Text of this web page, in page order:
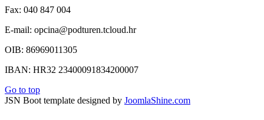
Fax: 040 847 004
E-mail: opcina@podturen.tcloud.hr
OIB: 86969011305
IBAN: HR32 23400091834200007
Go to top
JSN Boot template designed by JoomlaShine.com